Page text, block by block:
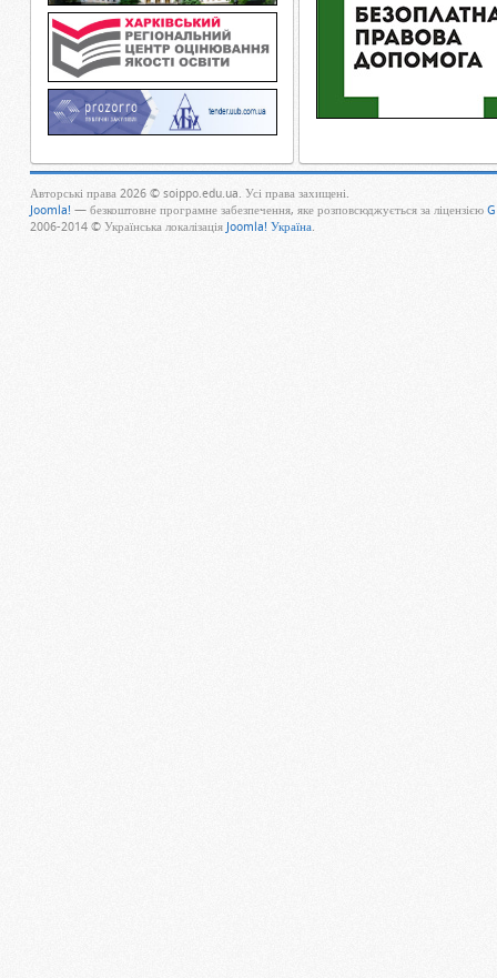
Авторські права 2026 © soippo.edu.ua. Усі права захищені.
Joomla! — безкоштовне програмне забезпечення, яке розповсюджується за ліцензією
2006-2014 © Українська локалізація Joomla! Україна.